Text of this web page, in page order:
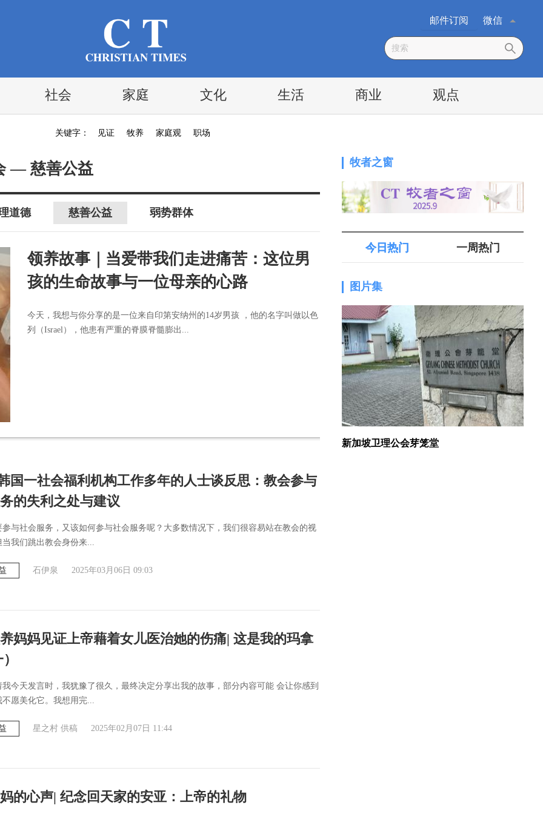
微信
邮件订阅
社会 家庭 文化 生活 商业 观点
关键字： 见证 牧养 家庭观 职场
— 慈善公益
道德 慈善公益 弱势群体
领养故事｜当爱带我们走进痛苦：这位男
孩的生命故事与一位母亲的心路
今天，我想与你分享的是一位来自印第安纳州的14岁男孩 ，他的名字叫做以色
列（Israel），他患有严重的脊膜脊髓膨出...
国一社会福利机构工作多年的人士谈反思：教会参与
的失利之处与建议
参与社会服务，又该如何参与社会服务呢？大多数情况下，我们很容易站在教会的视
我们跳出教会身份来...
石伊泉 2025年03月06日 09:03
妈妈见证上帝藉着女儿医治她的伤痛| 这是我的玛拿
今天发言时，我犹豫了很久，最终决定分享出我的故事，部分内容可能 会让你感到
愿美化它。我想用完...
星之村 供稿 2025年02月07日 11:44
的心声| 纪念回天家的安亚：上帝的礼物
牧者之窗
今日热门 一周热门
图片集
新加坡卫理公会芽笼堂